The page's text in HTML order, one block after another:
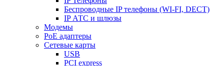
Беспроводные IP телефоны (WI-FI, DECT)
IP АТС и шлюзы
Модемы
PoE адаптеры
Сетевые карты
USB
PCI express